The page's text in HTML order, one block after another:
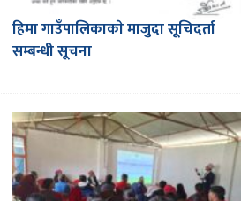
हिमा गाउँपालिकाकाे मा‌जुदा सूचिदर्ता
सम्बन्धी सूचना